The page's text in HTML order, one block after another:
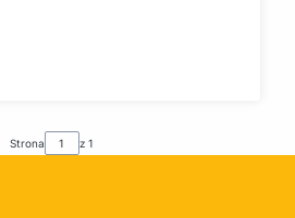
Strona z 1